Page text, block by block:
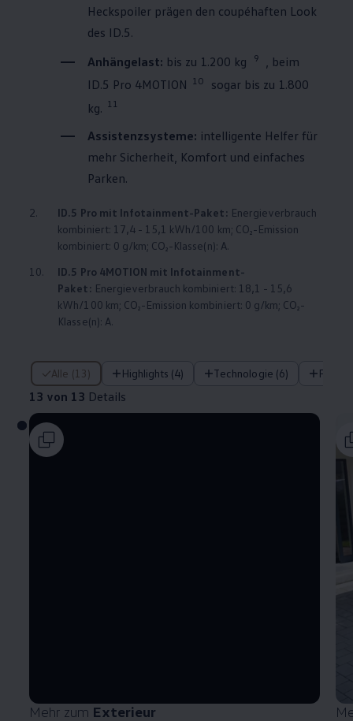
Heckspoiler prägen den coupéhaften Look
des ID.5.
Anhängelast: bis zu 1.200 kg 9
, beim
ID.5 Pro 4MOTION 10
sogar bis zu 1.800
kg. 11
Assistenzsysteme: intelligente Helfer für
mehr Sicherheit, Komfort und einfaches
Parken.
2. ID.5 Pro mit Infotainment-Paket: Energieverbrauch
kombiniert: 17,4 - 15,1 kWh/100 km; CO₂-Emission
kombiniert: 0 g/km; CO₂-Klasse(n): A.
10.
ID.5 Pro 4MOTION mit Infotainment-
Paket: Energieverbrauch kombiniert: 18,1 - 15,6
kWh/100 km; CO₂-Emission kombiniert: 0 g/km; CO₂-
Klasse(n): A.
Alle (13) Highlights (4) Technologie (6)
13 von 13 Details
13 von 13 Details
Mehr zum Exterieur